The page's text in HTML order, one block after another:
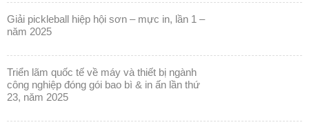
giải pickleball hiệp hội sơn – mực in, lần 1 –
năm 2025
triển lãm quốc tế về máy và thiết bị ngành
công nghiệp đóng gói bao bì & in ấn lần thứ
23, năm 2025